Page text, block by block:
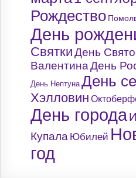
Рождество
День
СвяткиДень
ВалентинаДень
День Нептуна День
Хэлловин
День города
Купала Юбилей
год